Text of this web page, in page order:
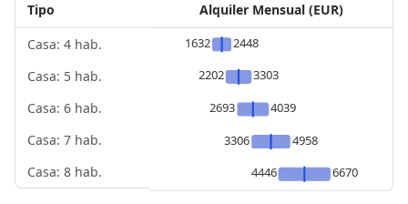
Tipo
Casa: 4 hab.
Casa: 5 hab.
Casa: 6 hab.
Casa: 7 hab.
Casa: 8 hab.
Alquiler Mensual (EUR)
1632
2448
2202
3303
2693
4039
3306
4958
4446
6670